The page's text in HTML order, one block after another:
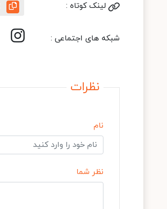
لینک کوتاه :
شبکه های اجتماعی :
نظرات
نام
نظر شما